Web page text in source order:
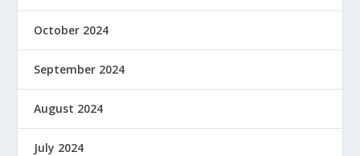
October 2024
September 2024
August 2024
July 2024